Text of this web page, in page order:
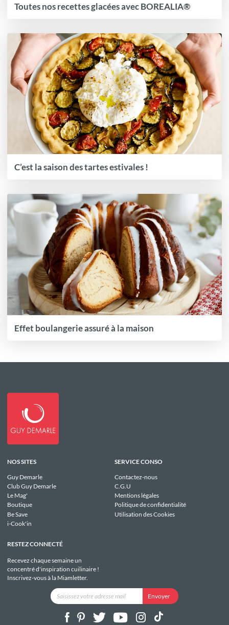
Toutes nos recettes glacées avec BOREALIA®
C’est la saison des tartes estivales !
Effet boulangerie assuré à la maison
NOS SITES
Guy Demarle
Club Guy Demarle
Le Mag'
Boutique
Be Save
i-Cook'in
SERVICE CONSO
Contactez-nous
C.G.U
Mentions légales
Politique de confidentialité
Utilisation des Cookies
RESTEZ CONNECTÉ
Recevez chaque semaine un
concentré d'inspiration cuilinaire !
Inscrivez-vous à la Miamletter.